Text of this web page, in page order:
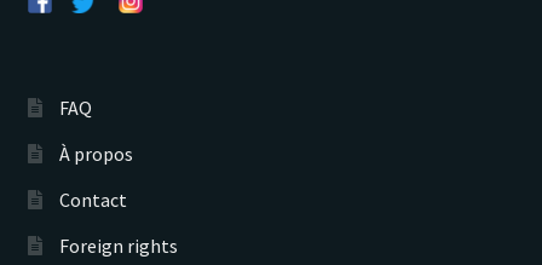
FAQ
À propos
Contact
Foreign rights